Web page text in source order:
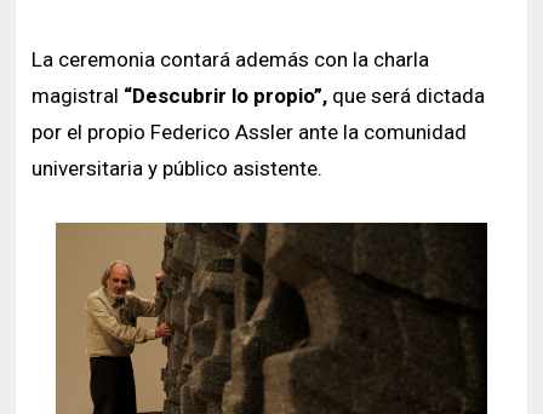
La ceremonia contará además con la charla
magistral “Descubrir lo propio”, que será dictada
por el propio Federico Assler ante la comunidad
universitaria y público asistente.